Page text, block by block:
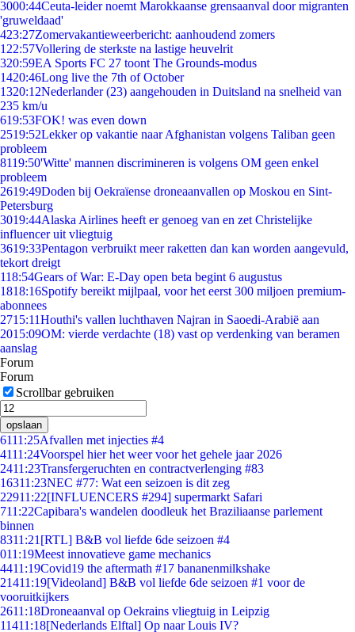
3000:44Ceuta-leider noemt Marokkaanse grensaanval door migranten
'gruweldaad'
423:27Zomervakantieweerbericht: aanhoudend zomers
1 22:57Vollering de sterkste na lastige heuvelrit
320:59EA Sports FC 27 toont The Grounds-modus
1420:46Long live the 7th of October
1320:12Nederlander (23) aangehouden in Duitsland na snelheid van
235 km/u
619:53FOK! was even down
2519:52Lekker op vakantie naar Afghanistan volgens Taliban geen
probleem
8119:50'Witte' mannen discrimineren is volgens OM geen enkel
probleem
2619:49Doden bij Oekraïense droneaanvallen op Moskou en Sint-
Petersburg
3019:44Alaska Airlines heeft er genoeg van en zet Christelijke
influencer uit vliegtuig
3619:33Pentagon verbruikt meer raketten dan kan worden aangevuld,
tekort dreigt
118:54Gears of War: E-Day open beta begint 6 augustus
1818:16Spotify bereikt mijlpaal, voor het eerst 300 miljoen premium-
abonnees
2715:11Houthi's vallen luchthaven Najran in Saoedi-Arabië aan
2015:09OM: vierde verdachte (18) vast op verdenking van beramen
aanslag
Forum
Forum
Scrollbar gebruiken
opslaan
6111:25Afvallen met injecties #4
4111:24Voorspel hier het weer voor het gehele jaar 2026
2411:23Transfergeruchten en contractverlenging #83
16311:23NEC #77: Wat een seizoen is dit zeg
22911:22[INFLUENCERS #294] supermarkt Safari
711:22Capibara's wandelen doodleuk het Braziliaanse parlement
binnen
8311:21 [RTL] B&B vol liefde 6de seizoen #4
011:19Meest innovatieve game mechanics
4411:19Covid19 the aftermath #17 bananenmilkshake
21411:19[Videoland] B&B vol liefde 6de seizoen #1 voor de
vooruitkijkers
2611:18Droneaanval op Oekrains vliegtuig in Leipzig
11411:18[Nederlands Elftal] Op naar Louis IV?